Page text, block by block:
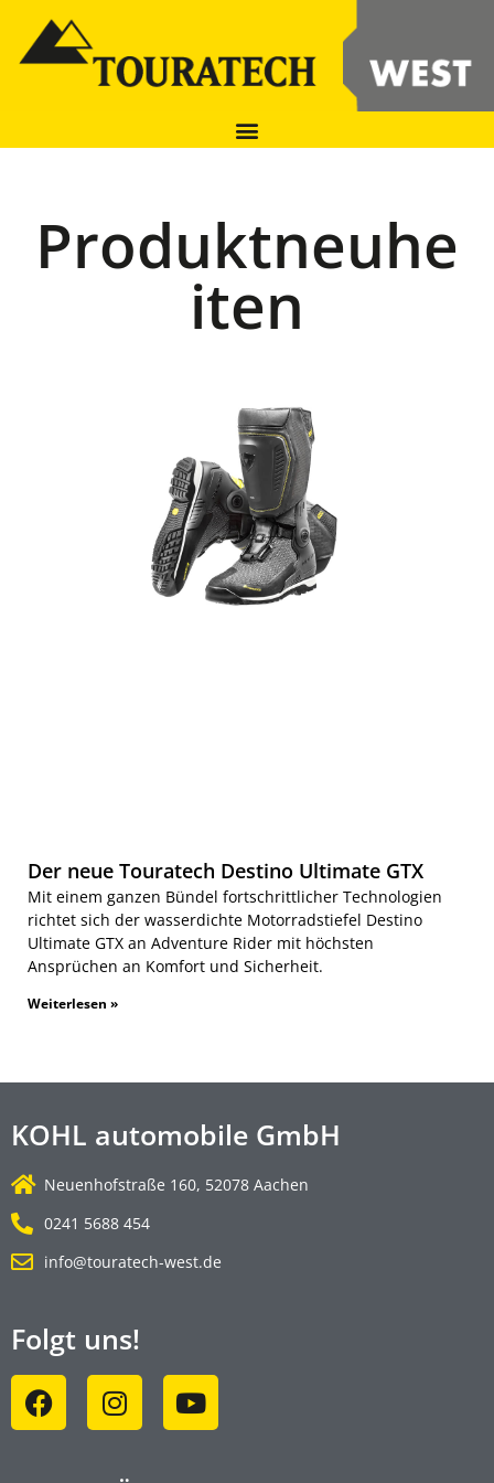
Produktneuhe
iten
Der neue Touratech Destino Ultimate GTX
Mit einem ganzen Bündel fortschrittlicher Technologien
richtet sich der wasserdichte Motorradstiefel Destino
Ultimate GTX an Adventure Rider mit höchsten
Ansprüchen an Komfort und Sicherheit.
Weiterlesen »
KOHL automobile GmbH
Neuenhofstraße 160, 52078 Aachen
0241 5688 454
info@touratech-west.de
Folgt uns!